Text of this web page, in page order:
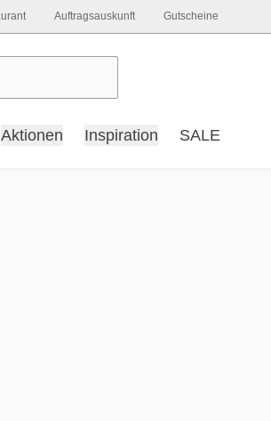
Aktionen Inspiration SALE
Auftragsauskunft Gutscheine